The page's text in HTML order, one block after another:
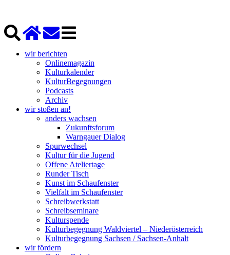
wir berichten
Onlinemagazin
Kulturkalender
KulturBegegnungen
Podcasts
Archiv
wir stoßen an!
anders wachsen
Zukunftsforum
Warngauer Dialog
Spurwechsel
Kultur für die Jugend
Offene Ateliertage
Runder Tisch
Kunst im Schaufenster
Vielfalt im Schaufenster
Schreibwerkstatt
Schreibseminare
Kulturspende
Kulturbegegnung Waldviertel – Niederösterreich
Kulturbegegnung Sachsen / Sachsen-Anhalt
wir fördern